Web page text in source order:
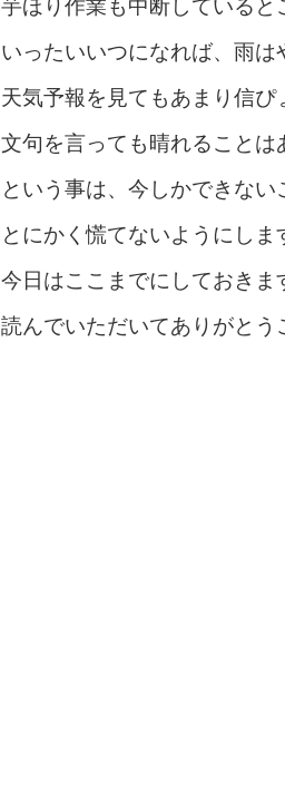
芋ほり作業も中断していると
いったいいつになれば、雨は
天気予報を見てもあまり信ぴ
文句を言っても晴れることは
という事は、今しかできな
とにかく慌てないようにしま
今日はここまでにしておきま
読んでいただいてありがとう